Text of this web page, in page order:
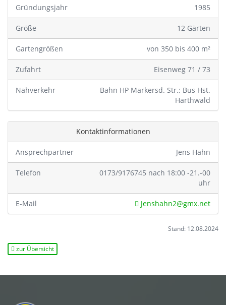
Gründungsjahr 1985
Größe 12 Gärten
Gartengrößen von 350 bis 400 m²
Zufahrt Eisenweg 71 / 73
Nahverkehr
Bahn HP Markersd. Str.; Bus Hst.
Harthwald
Kontaktinformationen
Ansprechpartner Jens Hahn
Telefon
0173/9176745 nach 18:00 -21.-00
uhr
E-Mail Jenshahn2@gmx.net
Stand: 12.08.2024
zur Übersicht